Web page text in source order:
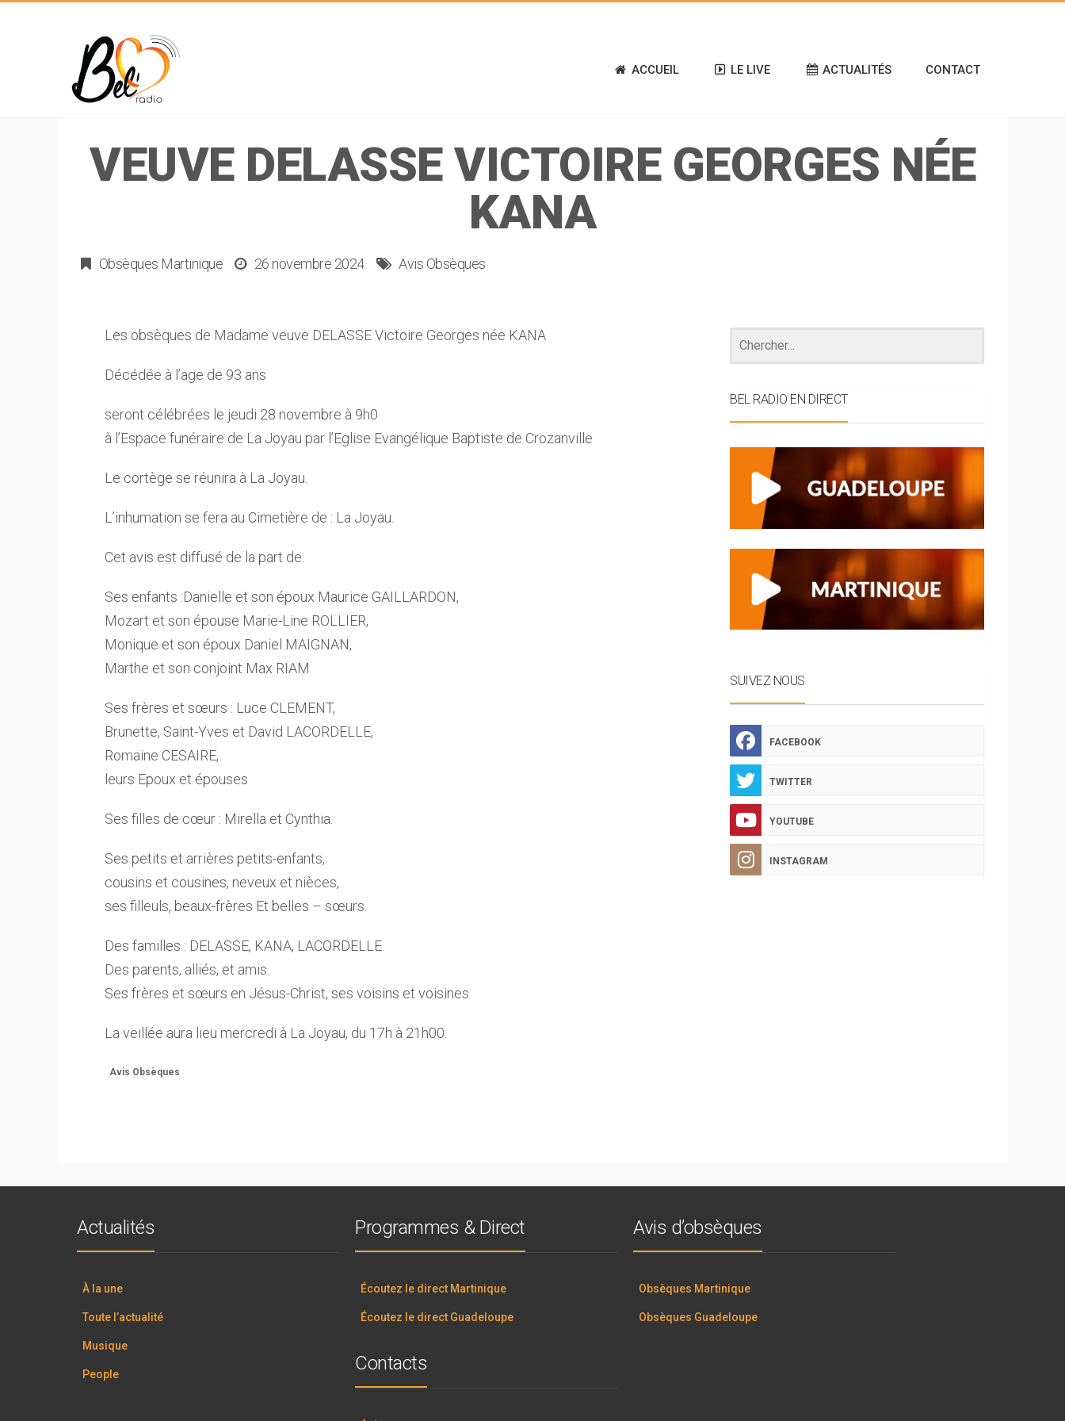
ACCUEIL LE LIVE ACTUALITÉS CONTACT
VEUVE DELASSE VICTOIRE GEORGES NÉE
KANA
Obsèques Martinique 26 novembre 2024 Avis Obsèques
Les obsèques de Madame veuve DELASSE Victoire Georges née KANA
Décédée à l’age de 93 ans
seront célébrées le jeudi 28 novembre à 9h0
à l’Espace funéraire de La Joyau par l’Eglise Evangélique Baptiste de Crozanville
Le cortège se réunira à La Joyau.
L’inhumation se fera au Cimetière de : La Joyau.
Cet avis est diffusé de la part de:
Ses enfants :Danielle et son époux Maurice GAILLARDON,
Mozart et son épouse Marie-Line ROLLIER,
Monique et son époux Daniel MAIGNAN,
Marthe et son conjoint Max RIAM
Ses frères et sœurs : Luce CLEMENT,
Brunette, Saint-Yves et David LACORDELLE,
Romaine CESAIRE,
leurs Epoux et épouses
Ses filles de cœur : Mirella et Cynthia.
Ses petits et arrières petits-enfants,
cousins et cousines, neveux et nièces,
ses filleuls, beaux-frères Et belles – sœurs.
Des familles : DELASSE, KANA, LACORDELLE.
Des parents, alliés, et amis.
Ses frères et sœurs en Jésus-Christ, ses voisins et voisines
La veillée aura lieu mercredi à La Joyau, du 17h à 21h00.
Avis Obsèques
BEL RADIO EN DIRECT
SUIVEZ NOUS
FACEBOOK
TWITTER
YOUTUBE
INSTAGRAM
Actualités
À la une
Toute l’actualité
Musique
People
Programmes & Direct
Écoutez le direct Martinique
Écoutez le direct Guadeloupe
Avis d’obsèques
Obsèques Martinique
Obsèques Guadeloupe
Contacts